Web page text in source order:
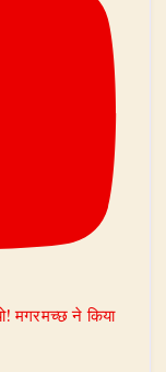
मगरमच्छ ने किया